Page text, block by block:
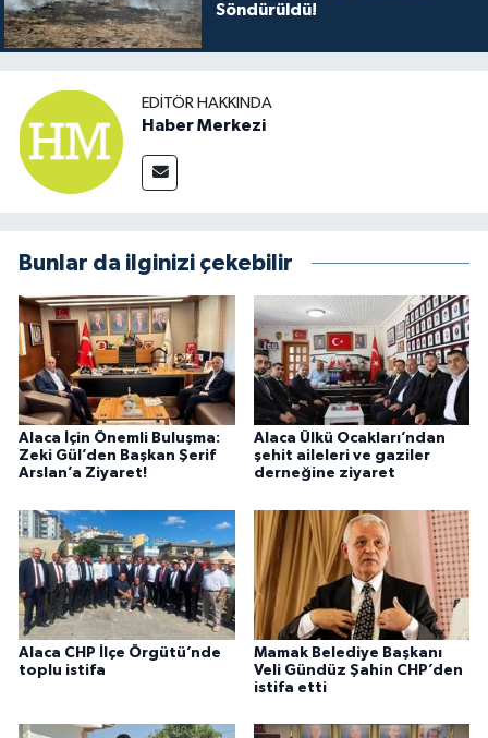
Söndürüldü!
EDITÖR HAKKINDA
Haber Merkezi
Bunlar da ilginizi çekebilir
Alaca İçin Önemli Buluşma:
Zeki Gül’den Başkan Şerif
Arslan’a Ziyaret!
Alaca Ülkü Ocakları’ndan
şehit aileleri ve gaziler
derneğine ziyaret
Alaca CHP İlçe Örgütü’nde
toplu istifa
Mamak Belediye Başkanı
Veli Gündüz Şahin CHP’den
istifa etti